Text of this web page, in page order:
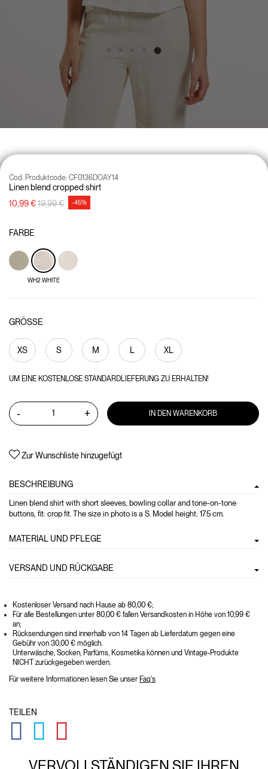
Linen blend cropped shirt
Cod. Produktcode: CF0136DOAY14
10,99 €Preisreduzierung von
19,99 €auf-45%
FARBE
WH2 WHITE
GRÖSSE
XS S M L XL
UM EINE KOSTENLOSE STANDARDLIEFERUNG ZU ERHALTEN!
- + IN DEN WARENKORB
Zur Wunschliste hinzugefügt
BESCHREIBUNG
Linen blend shirt with short sleeves, bowling collar and tone-on-tone
buttons, fit: crop fit. The size in photo is a S. Model height: 175 cm.
MATERIAL UND PFLEGE
VERSAND UND RÜCKGABE
Kostenloser Versand nach Hause ab 80,00 €;
Für alle Bestellungen unter 80,00 € fallen Versandkosten in Höhe von 10,99 €
an;
Rücksendungen sind innerhalb von 14 Tagen ab Lieferdatum gegen eine
Gebühr von 30,00 € möglich.
Unterwäsche, Socken, Parfüms, Kosmetika können und Vintage-Produkte
NICHT zurückgegeben werden.
Für weitere Informationen lesen Sie unser Faq's
TEILEN
GLOBAL.SOCIALSHARE.FACEBOOK
GLOBAL.SOCIALSHARE.TWITTER